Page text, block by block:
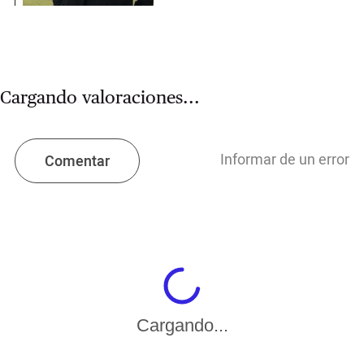
Cargando valoraciones...
Comentar Informar de un error
Cargando...